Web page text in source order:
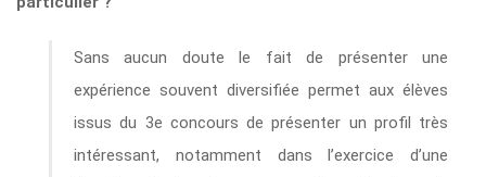
Sans aucun doute le fait de présenter une
expérience souvent diversifiée permet aux élèves
issus du 3e concours de présenter un profil très
intéressant, notamment dans l’exercice d’une